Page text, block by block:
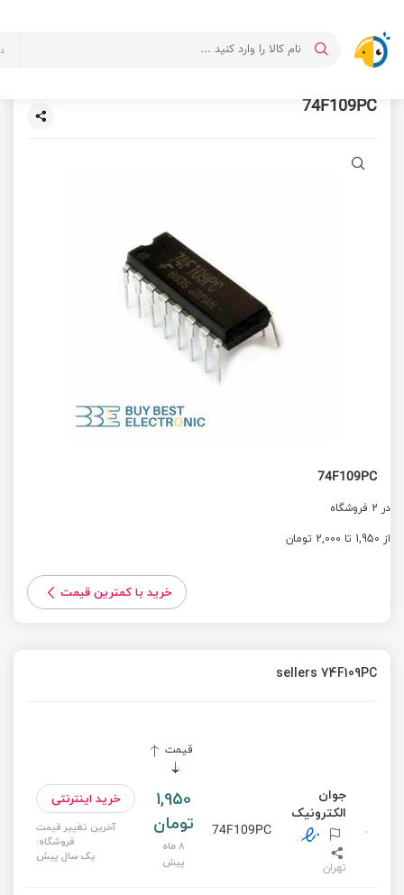
74F109PC
74F109PC
در 2 فروشگاه
از 1,950 تا 2,000 تومان
خرید با کمترین قیمت
sellers 74F109PC
قیمت
جوان
الکترونیک
تهران
74F109PC
1,950
تومان
8 ماه
پیش
خرید اینترنتی
آخرین تغییر قیمت
فروشگاه:
یک سال پیش